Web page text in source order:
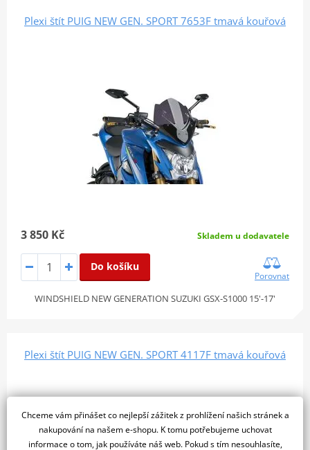
Plexi štít PUIG NEW GEN. SPORT 7653F tmavá kouřová
3 850 Kč Skladem u dodavatele
Do košíku
Porovnat
WINDSHIELD NEW GENERATION SUZUKI GSX-S1000 15'-17'
Plexi štít PUIG NEW GEN. SPORT 4117F tmavá kouřová
Chceme vám přinášet co nejlepší zážitek z prohlížení našich stránek a
nakupování na našem e-shopu. K tomu potřebujeme uchovat
informace o tom, jak používáte náš web. Pokud s tím nesouhlasíte,